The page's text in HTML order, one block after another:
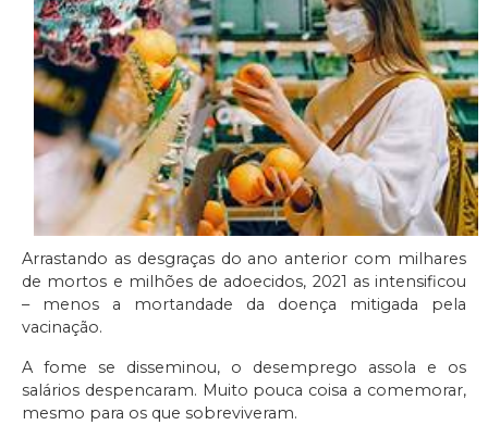
Arrastando as desgraças do ano anterior com milhares
de mortos e milhões de adoecidos, 2021 as intensificou
– menos a mortandade da doença mitigada pela
vacinação.
A fome se disseminou, o desemprego assola e os
salários despencaram. Muito pouca coisa a comemorar,
mesmo para os que sobreviveram.